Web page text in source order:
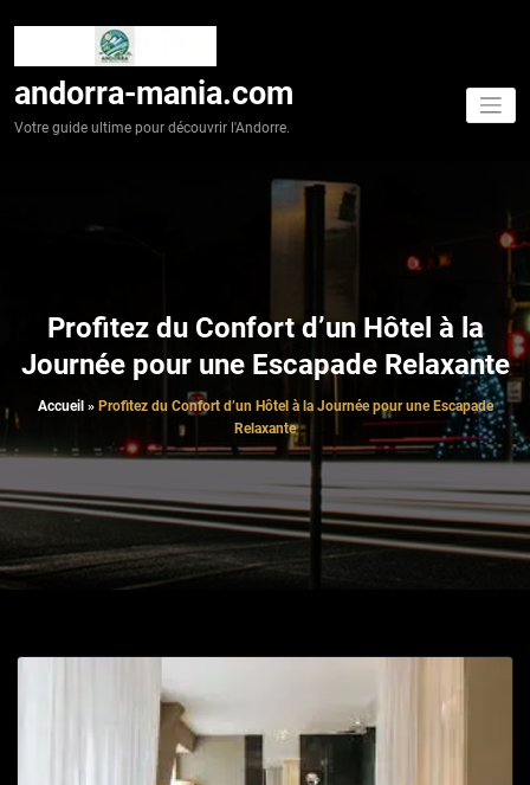
andorra-mania.com
Votre guide ultime pour découvrir l'Andorre.
Profitez du Confort d’un Hôtel à la
Journée pour une Escapade Relaxante
Accueil » Profitez du Confort d’un Hôtel à la Journée pour une Escapade
Relaxante